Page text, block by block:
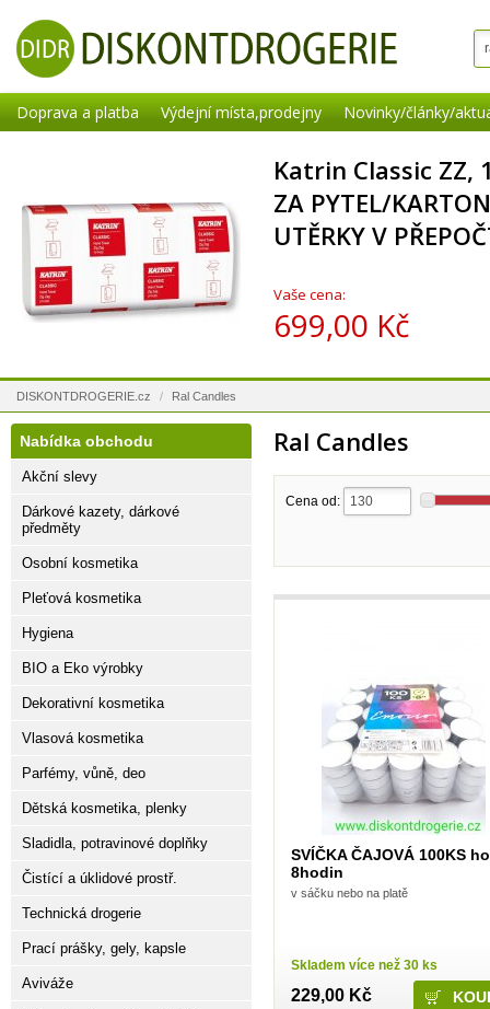
Doprava a platba Výdejní místa,prodejny Novinky/články/
Katrin Classic ZZ,
ZA PYTEL/
UTĚRKY V
Vaše cena:
699,00 Kč
DISKONTDROGERIE.cz / Ral Candles
Ral Candles
Cena od:
SVÍČKA ČAJOVÁ 100KS
8hodin
v sáčku nebo na platě
Skladem více než 30 ks
229,00 Kč
Nabídka obchodu
Akční slevy
Dárkové kazety, dárkové
předměty
Osobní kosmetika
Pleťová kosmetika
Hygiena
BIO a Eko výrobky
Dekorativní kosmetika
Vlasová kosmetika
Parfémy, vůně, deo
Dětská kosmetika, plenky
Sladidla, potravinové doplňky
Čistící a úklidové prostř.
Technická drogerie
Prací prášky, gely, kapsle
Aviváže